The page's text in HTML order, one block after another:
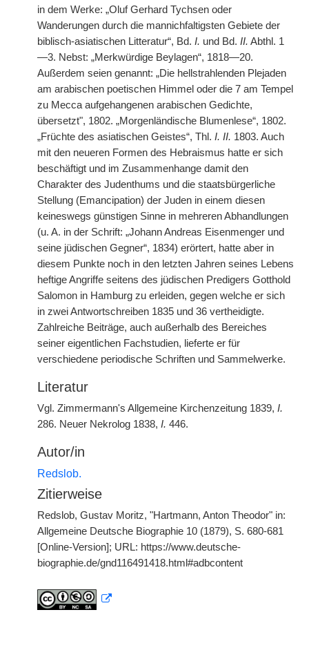
in dem Werke: „Oluf Gerhard Tychsen oder
Wanderungen durch die mannichfaltigsten Gebiete der
biblisch-asiatischen Litteratur“, Bd. I. und Bd. II. Abthl. 1
—3. Nebst: „Merkwürdige Beylagen“, 1818—20.
Außerdem seien genannt: „Die hellstrahlenden Plejaden
am arabischen poetischen Himmel oder die 7 am Tempel
zu Mecca aufgehangenen arabischen Gedichte,
übersetzt", 1802. „Morgenländische Blumenlese“, 1802.
„Früchte des asiatischen Geistes“, Thl. I. II. 1803. Auch
mit den neueren Formen des Hebraismus hatte er sich
beschäftigt und im Zusammenhange damit den
Charakter des Judenthums und die staatsbürgerliche
Stellung (Emancipation) der Juden in einem diesen
keineswegs günstigen Sinne in mehreren Abhandlungen
(u. A. in der Schrift: „Johann Andreas Eisenmenger und
seine jüdischen Gegner“, 1834) erörtert, hatte aber in
diesem Punkte noch in den letzten Jahren seines Lebens
heftige Angriffe seitens des jüdischen Predigers Gotthold
Salomon in Hamburg zu erleiden, gegen welche er sich
in zwei Antwortschreiben 1835 und 36 vertheidigte.
Zahlreiche Beiträge, auch außerhalb des Bereiches
seiner eigentlichen Fachstudien, lieferte er für
verschiedene periodische Schriften und Sammelwerke.
Literatur
Vgl. Zimmermann's Allgemeine Kirchenzeitung 1839, I.
286. Neuer Nekrolog 1838, I. 446.
Autor/in
Redslob.
Zitierweise
Redslob, Gustav Moritz, "Hartmann, Anton Theodor" in:
Allgemeine Deutsche Biographie 10 (1879), S. 680-681
[Online-Version]; URL: https://www.deutsche-
biographie.de/gnd116491418.html#adbcontent